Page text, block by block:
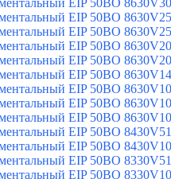
EIP 50BO
EIP 50BO
EIP 50BO
EIP 50BO
EIP 50BO
EIP 50BO
EIP 50BO
EIP 50BO
EIP 50BO
EIP 50BO
EIP 50BO
EIP 50BO
EIP 50BO